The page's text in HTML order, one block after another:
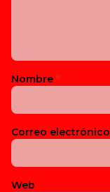
Nombre *
Correo electrónico
Web